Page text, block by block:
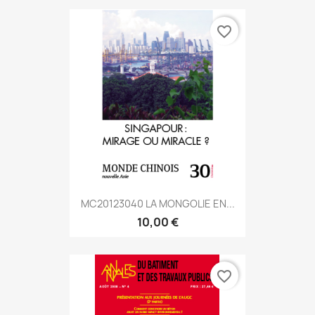
MC20123040 LA MONGOLIE EN...
10,00 €
favorite_border
favorite_border